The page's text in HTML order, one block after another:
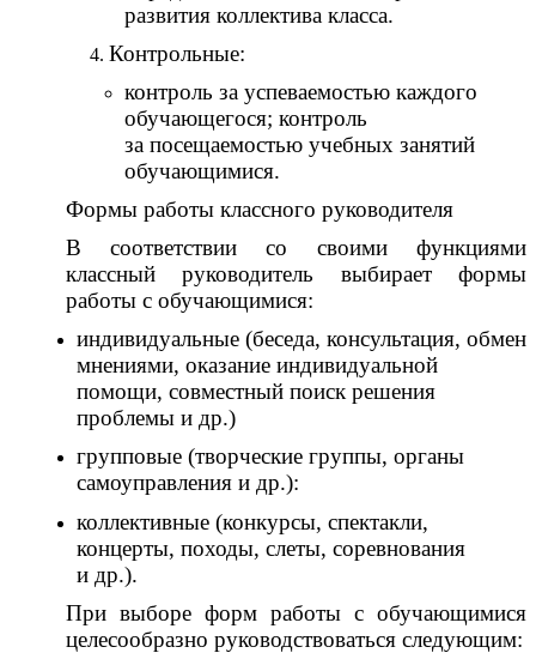
развития коллектива класса.
Контрольные:
контроль за успеваемостью каждого
обучающегося; контроль
за посещаемостью учебных занятий
обучающимися.
Формы работы классного руководителя
В соответствии со своими функциями
классный руководитель выбирает формы
работы с обучающимися:
индивидуальные (беседа, консультация, обмен
мнениями, оказание индивидуальной
помощи, совместный поиск решения
проблемы и др.)
групповые (творческие группы, органы
самоуправления и др.):
коллективные (конкурсы, спектакли,
концерты, походы, слеты, соревнования
и др.).
При выборе форм работы с обучающимися
целесообразно руководствоваться следующим: